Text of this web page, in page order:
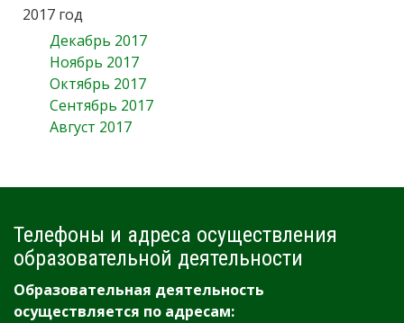
2017 год
Декабрь 2017
Ноябрь 2017
Октябрь 2017
Сентябрь 2017
Август 2017
Телефоны и адреса осуществления
образовательной деятельности
Образовательная деятельность
осуществляется по адресам: